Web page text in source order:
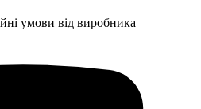
умови від виробника